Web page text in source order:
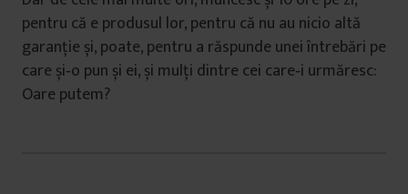
pentru că e produsul lor, pentru că nu au nicio altă
garanție și, poate, pentru a răspunde unei întrebări pe
care și‑o pun și ei, și mulți dintre cei care‑i urmăresc:
Oare putem?